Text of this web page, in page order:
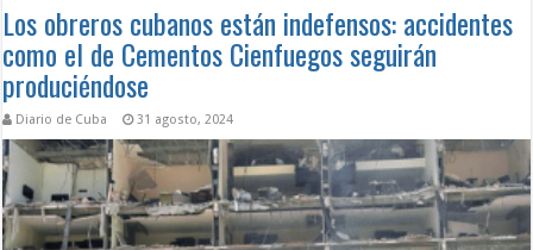
Los obreros cubanos están indefensos: accidentes
como el de Cementos Cienfuegos seguirán
produciéndose
Diario de Cuba 31 agosto, 2024